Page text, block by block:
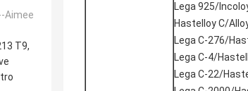
Aimee
T9,
Lega 925/
Hastelloy C/
Lega C-276/
Lega C-4/
Lega C-22/